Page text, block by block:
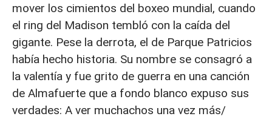
mover los cimientos del boxeo mundial, cuando
el ring del Madison tembló con la caída del
gigante. Pese la derrota, el de Parque Patricios
había hecho historia. Su nombre se consagró a
la valentía y fue grito de guerra en una canción
de Almafuerte que a fondo blanco expuso sus
verdades: A ver muchachos una vez más/